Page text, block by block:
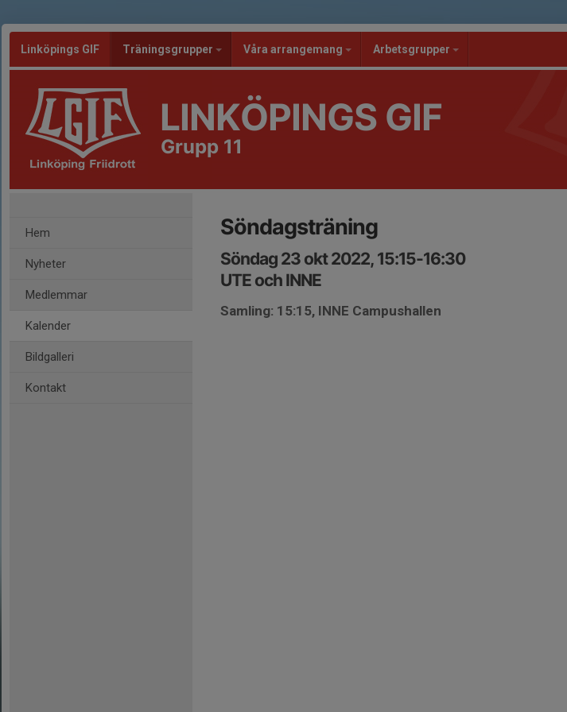
Linköpings GIF Träningsgrupper Våra arrangemang Arbetsgrupper
LINKÖPINGS GIF
Grupp 11
Hem
Nyheter
Medlemmar
Kalender
Bildgalleri
Kontakt
Söndagsträning
Söndag 23 okt 2022, 15:15-16:30
UTE och INNE
Samling: 15:15, INNE Campushallen